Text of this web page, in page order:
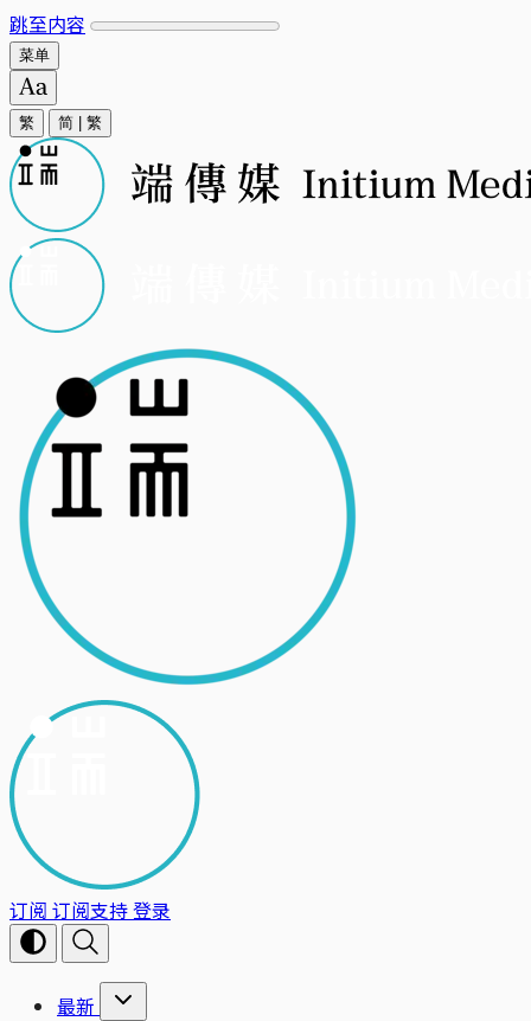
跳至内容
菜单
繁 简 繁
订阅 订阅支持登录
最新